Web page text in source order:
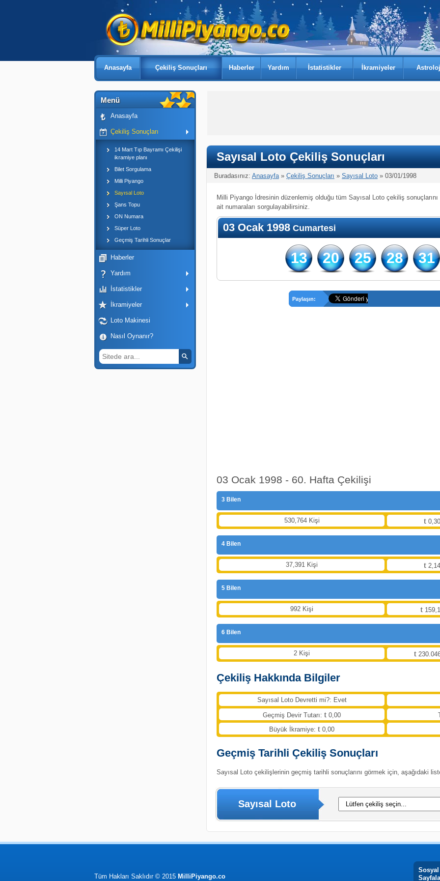
Anasayfa Çekiliş Sonuçları Haberler Yardım İstatistikler İkramiyeler
Menü
Anasayfa
Çekiliş Sonuçları
14 Mart Tıp Bayramı Çekilişi
ikramiye planı
Bilet Sorgulama
Milli Piyango
Sayısal Loto
Şans Topu
ON Numara
Süper Loto
Geçmiş Tarihli Sonuçlar
Haberler
Yardım
İstatistikler
İkramiyeler
Loto Makinesi
Nasıl Oynanır?
Sayısal Loto Çekiliş Sonuçları
Buradasınız: Anasayfa » Çekiliş Sonuçları » Sayısal Loto » 03/01/1998
Milli Piyango İdresinin düzenlemiş olduğu tüm Sayısal Loto çekiliş
ait numaraları sorgulayabilirsiniz.
03 Ocak 1998Cumartesi
13 20 25 28 31
Paylaşın:
03 Ocak 1998 - 60. Hafta Çekilişi
3 Bilen
530,764 Kişi
4 Bilen
37,391 Kişi
5 Bilen
992 Kişi
6 Bilen
2 Kişi
Çekiliş Hakkında Bilgiler
Sayısal Loto Devretti mi?: Evet
Geçmiş Devir Tutarı: 0,00
Büyük İkramiye:
0,00
Geçmiş Tarihli Çekiliş Sonuçları
Sayısal Loto çekilişlerinin geçmiş tarihli sonuçlarını görmek için, aşağıdaki
Sayısal Loto
Tüm Hakları Saklıdır © 2015 MilliPiyango.co